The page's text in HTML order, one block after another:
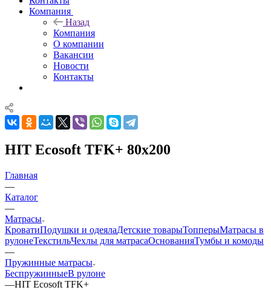
Компания
Назад
Компания
О компании
Вакансии
Новости
Контакты
HIT Ecosoft TFK+ 80x200
Главная
—
Каталог
—
Матрасы
КроватиПодушки и одеялаДетские товарыТопперыМатрасы в
рулонеТекстильЧехлы для матрасаОснованияТумбы и комоды
—
Пружинные матрасы
БеспружинныеВ рулоне
—HIT Ecosoft TFK+